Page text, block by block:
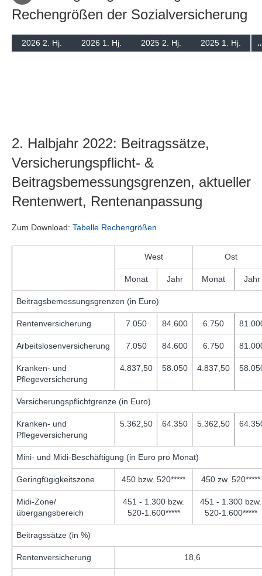
Suchen
Rechengrößen der Sozialversicherung
2026 2. Hj. 2026 1. Hj. 2025 2. Hj. 2025 1. Hj.
2. Halbjahr 2022: Beitragssätze,
Versicherungspflicht- &
Beitragsbemessungsgrenzen, aktueller
Rentenwert, Rentenanpassung
Zum Download: Tabelle Rechengrößen
West Ost
Monat Jahr Monat Jahr
Beitragsbemessungsgrenzen (in Euro)
Rentenversicherung 7.050 84.600 6.750
Arbeitslosenversicherung 7.050 84.600 6.750
Kranken- und
Pflegeversicherung
4.837,50 58.050 4.837,50
Versicherungspflichtgrenze (in Euro)
Kranken- und
Pflegeversicherung
5.362,50 64.350 5.362,50
Mini- und Midi-Beschäftigung (in Euro pro Monat)
Geringfügigkeitszone 450 bzw. 520***** 450 zw. 520*****
Midi-Zone/
übergangsbereich
451 - 1.300 bzw.
520-1.600*****
451 - 1.300 bzw.
520-1.600*****
Beitragssätze (in %)
Rentenversicherung 18,6